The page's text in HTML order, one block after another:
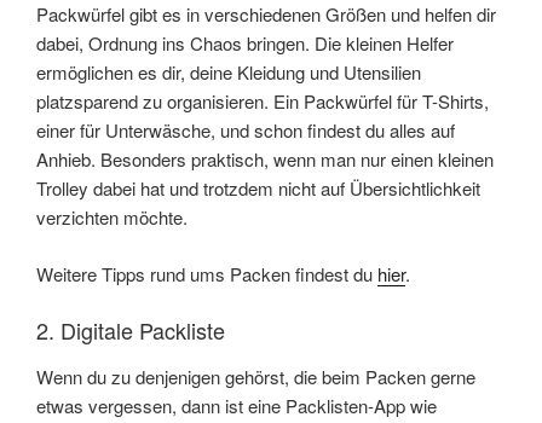
Packwürfel gibt es in verschiedenen Größen und helfen dir
dabei, Ordnung ins Chaos bringen. Die kleinen Helfer
ermöglichen es dir, deine Kleidung und Utensilien
platzsparend zu organisieren. Ein Packwürfel für T-Shirts,
einer für Unterwäsche, und schon findest du alles auf
Anhieb. Besonders praktisch, wenn man nur einen kleinen
Trolley dabei hat und trotzdem nicht auf Übersichtlichkeit
verzichten möchte.
Weitere Tipps rund ums Packen findest du hier.
2. Digitale Packliste
Wenn du zu denjenigen gehörst, die beim Packen gerne
etwas vergessen, dann ist eine Packlisten-App wie